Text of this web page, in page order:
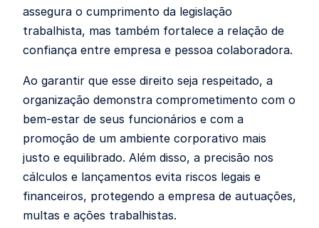
assegura o cumprimento da legislação
trabalhista, mas também fortalece a relação de
confiança entre empresa e pessoa colaboradora.
Ao garantir que esse direito seja respeitado, a
organização demonstra comprometimento com o
bem-estar de seus funcionários e com a
promoção de um ambiente corporativo mais
justo e equilibrado. Além disso, a precisão nos
cálculos e lançamentos evita riscos legais e
financeiros, protegendo a empresa de autuações,
multas e ações trabalhistas.